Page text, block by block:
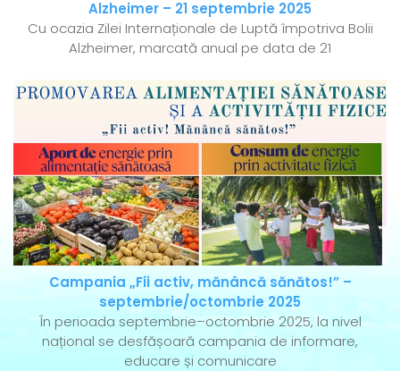
Alzheimer – 21 septembrie 2025
Cu ocazia Zilei Internaționale de Luptă împotriva Bolii
Alzheimer, marcată anual pe data de 21
Campania „Fii activ, mănâncă sănătos!” –
septembrie/octombrie 2025
În perioada septembrie–octombrie 2025, la nivel
național se desfășoară campania de informare,
educare și comunicare